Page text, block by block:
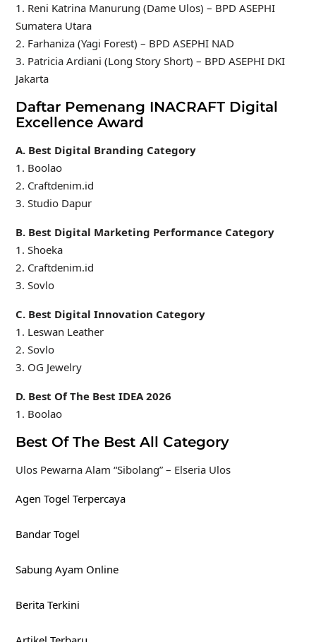
1. Reni Katrina Manurung (Dame Ulos) – BPD ASEPHI
Sumatera Utara
2. Farhaniza (Yagi Forest) – BPD ASEPHI NAD
3. Patricia Ardiani (Long Story Short) – BPD ASEPHI DKI
Jakarta
Daftar Pemenang INACRAFT Digital
Excellence Award
A. Best Digital Branding Category
1. Boolao
2. Craftdenim.id
3. Studio Dapur
B. Best Digital Marketing Performance Category
1. Shoeka
2. Craftdenim.id
3. Sovlo
C. Best Digital Innovation Category
1. Leswan Leather
2. Sovlo
3. OG Jewelry
D. Best Of The Best IDEA 2026
1. Boolao
Best Of The Best All Category
Ulos Pewarna Alam “Sibolang” – Elseria Ulos
Agen Togel Terpercaya
Bandar Togel
Sabung Ayam Online
Berita Terkini